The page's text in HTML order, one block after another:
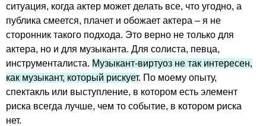
ситуация, когда актер может делать все, что угодно, а
публика смеется, плачет и обожает актера – я не
сторонник такого подхода. Это верно не только для
актера, но и для музыканта. Для солиста, певца,
инструменталиста. Музыкант-виртуоз не так интересен,
как музыкант, который рискует. По моему опыту,
спектакль или выступление, в котором есть элемент
риска всегда лучше, чем то событие, в котором риска
нет.